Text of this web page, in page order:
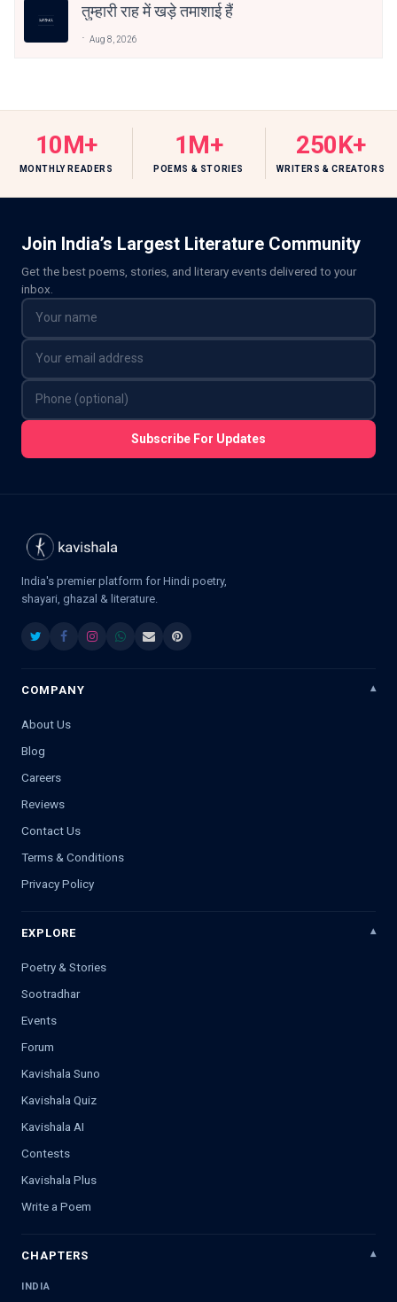
तुम्हारी राह में खड़े तमाशाई हैं
Aug 8, 2026
10M+
MONTHLY READERS
1M+
POEMS & STORIES
250K+
WRITERS & CREATORS
Join India’s Largest Literature Community
Get the best poems, stories, and literary events delivered to your
inbox.
Subscribe For Updates
India's premier platform for Hindi poetry,
shayari, ghazal & literature.
COMPANY
About Us
Blog
Careers
Reviews
Contact Us
Terms & Conditions
Privacy Policy
EXPLORE
Poetry & Stories
Sootradhar
Events
Forum
Kavishala Suno
Kavishala Quiz
Kavishala AI
Contests
Kavishala Plus
Write a Poem
CHAPTERS
INDIA